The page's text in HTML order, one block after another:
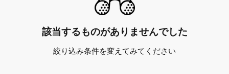
該当するものがありませんでした
絞り込み条件を変えてみてください